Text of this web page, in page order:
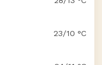
23/10 °C